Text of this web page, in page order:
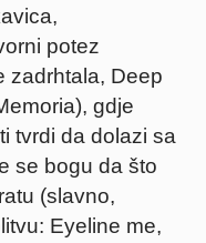
potez
zadrhtala, Deep
gdje
tvrdi da dolazi sa
se bogu da što
(slavno,
Eyeline me,